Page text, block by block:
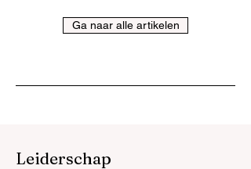
Ga naar alle artikelen
Leiderschap